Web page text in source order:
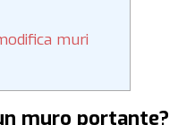
muri
muro portante?